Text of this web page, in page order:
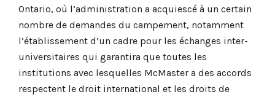
Ontario, où l’administration a acquiescé à un certain
nombre de demandes du campement, notamment
l’établissement d’un cadre pour les échanges inter-
universitaires qui garantira que toutes les
institutions avec lesquelles McMaster a des accords
respectent le droit international et les droits de